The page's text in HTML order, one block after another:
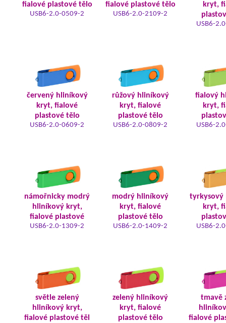
fialové plastové tělo
USB6-2.0-0509-2
fialové plastové tělo
USB6-2.0-2109-2
kryt,
USB6-
červený hliníkový
kryt, fialové
plastové tělo
USB6-2.0-0609-2
růžový hliníkový
kryt, fialové
plastové tělo
USB6-2.0-0809-2
fialový
kryt,
USB6-
námořnicky modrý
hliníkový kryt,
fialové plastové
USB6-2.0-1309-2
modrý hliníkový
kryt, fialové
plastové tělo
USB6-2.0-1409-2
tyrkysový
kryt,
USB6-
světle zelený
hliníkový kryt,
fialové plastové těl
zelený hliníkový
kryt, fialové
plastové tělo
tmavě
fialové